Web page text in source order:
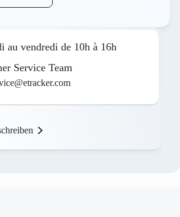
au vendredi de 10h à 16h
Service Team